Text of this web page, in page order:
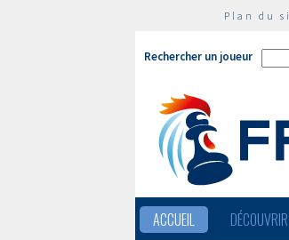
Plan du
Rechercher un joueur
ACCUEIL DÉCOUVRIR